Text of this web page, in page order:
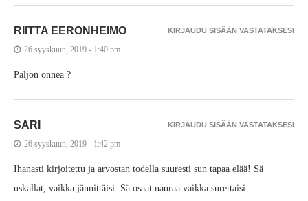
RIITTA EERONHEIMO
26 syyskuun, 2019 - 1:40 pm
Paljon onnea ?
KIRJAUDU SISÄÄN VASTATAKSESI
SARI
26 syyskuun, 2019 - 1:42 pm
Ihanasti kirjoitettu ja arvostan todella suuresti sun tapaa elää! Sä
uskallat, vaikka jännittäisi. Sä osaat nauraa vaikka surettaisi.
KIRJAUDU SISÄÄN VASTATAKSESI